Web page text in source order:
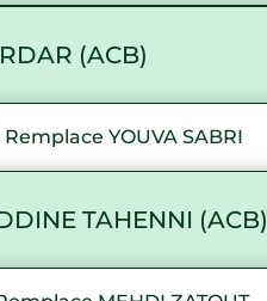
(ACB)
YOUVA SABRI
TAHENNI (ACB)